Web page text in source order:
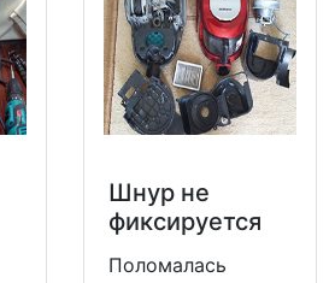
Шнур не
фиксируется
Поломалась